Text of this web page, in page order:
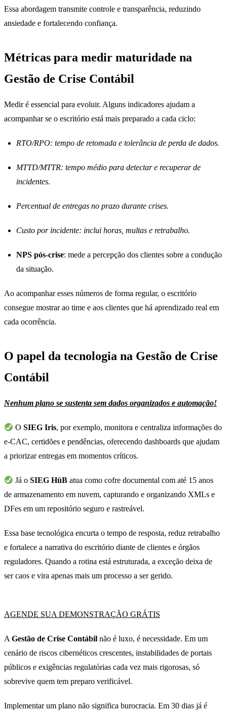
Essa abordagem transmite controle e transparência, reduzindo
ansiedade e fortalecendo confiança.
Métricas para medir maturidade na
Gestão de Crise Contábil
Medir é essencial para evoluir. Alguns indicadores ajudam a
acompanhar se o escritório está mais preparado a cada ciclo:
RTO/RPO: tempo de retomada e tolerância de perda de dados.
MTTD/MTTR: tempo médio para detectar e recuperar de
incidentes.
Percentual de entregas no prazo durante crises.
Custo por incidente: inclui horas, multas e retrabalho.
NPS pós-crise: mede a percepção dos clientes sobre a condução
da situação.
Ao acompanhar esses números de forma regular, o escritório
consegue mostrar ao time e aos clientes que há aprendizado real em
cada ocorrência.
O papel da tecnologia na Gestão de Crise
Contábil
Nenhum plano se sustenta sem dados organizados e automação!
OSIEG Iris, por exemplo, monitora e centraliza informações do
e-CAC, certidões e pendências, oferecendo dashboards que ajudam
a priorizar entregas em momentos críticos.
Já oSIEG HüB atua como cofre documental com até 15 anos
de armazenamento em nuvem, capturando e organizando XMLs e
DFes em um repositório seguro e rastreável.
Essa base tecnológica encurta o tempo de resposta, reduz retrabalho
e fortalece a narrativa do escritório diante de clientes e órgãos
reguladores. Quando a rotina está estruturada, a exceção deixa de
ser caos e vira apenas mais um processo a ser gerido.
AGENDE SUA DEMONSTRAÇÃO GRÁTIS
A Gestão de Crise Contábil não é luxo, é necessidade. Em um
cenário de riscos cibernéticos crescentes, instabilidades de portais
públicos e exigências regulatórias cada vez mais rigorosas, só
sobrevive quem tem preparo verificável.
Implementar um plano não significa burocracia. Em 30 dias já é